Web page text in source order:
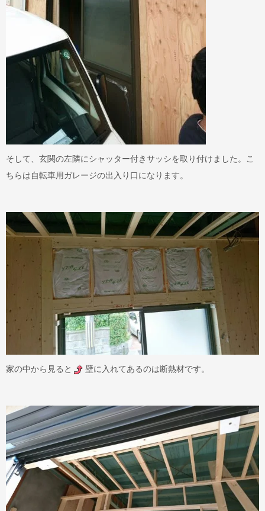
そして、玄関の左隣にシャッター付きサッシを取り付けました。こ
ちらは自転車用ガレージの出入り口になります。
家の中から見ると 壁に入れてあるのは断熱材です。